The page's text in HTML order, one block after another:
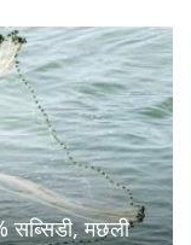
सब्सिडी, मछली